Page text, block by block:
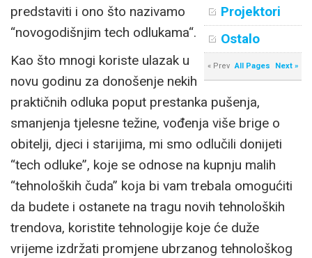
Projektori
Ostalo
« Prev All Pages Next »
predstaviti i ono što nazivamo
“novogodišnjim tech odlukama“.
Kao što mnogi koriste ulazak u
novu godinu za donošenje nekih
praktičnih odluka poput prestanka pušenja,
smanjenja tjelesne težine, vođenja više brige o
obitelji, djeci i starijima, mi smo odlučili donijeti
“tech odluke”, koje se odnose na kupnju malih
“tehnoloških čuda” koja bi vam trebala omogućiti
da budete i ostanete na tragu novih tehnoloških
trendova, koristite tehnologije koje će duže
vrijeme izdržati promjene ubrzanog tehnološkog